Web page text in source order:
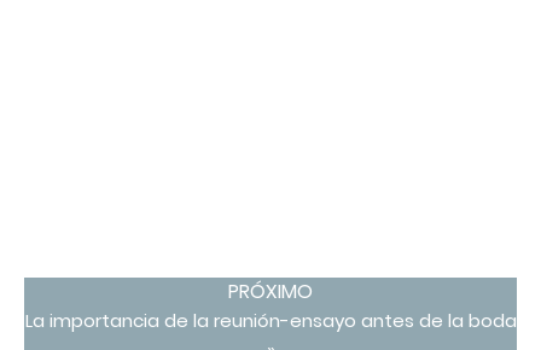
PRÓXIMO
La importancia de la reunión-ensayo antes de la boda